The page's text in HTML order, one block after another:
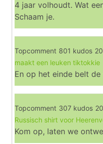
4 jaar volhoudt. Wat
Schaam je.
Topcomment 801 kudos
maakt een leuken tiktokkie
En op het einde belt
Topcomment 307 kudos
Russisch shirt voor
Kom op, laten we